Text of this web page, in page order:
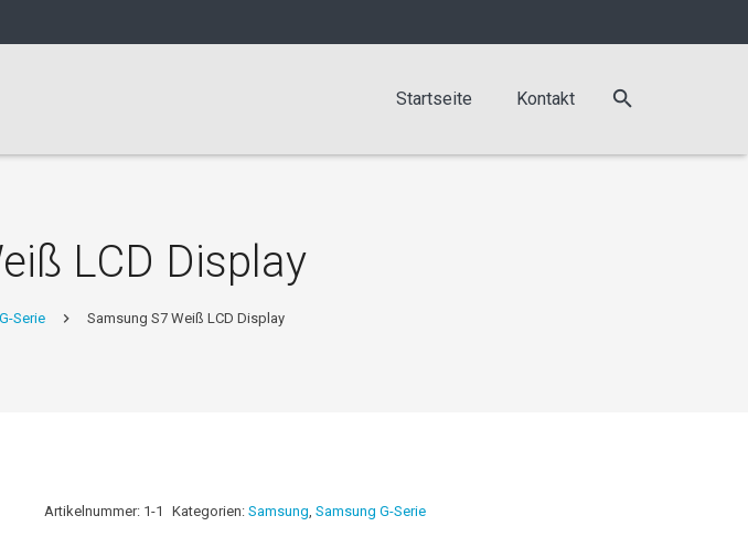
Startseite Kontakt
LCD Display
Serie Samsung S7 Weiß LCD Display
Artikelnummer: 1-1 Kategorien:Samsung,Samsung G-Serie